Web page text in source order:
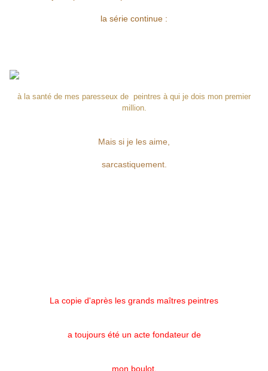
la série continue :
à la santé de mes paresseux de peintres à qui je dois mon premier
million.
Mais si je les aime,
sarcastiquement.
La copie d'après les grands maîtres peintres
a toujours été un acte fondateur de
mon boulot.